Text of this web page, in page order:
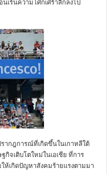
เร้นความโศกเศร้าลึกลงไป
ากฎการณ์ที่เกิดขึ้นในเกาหลีใต้
กิจเติบโตใหม่ในเอเชีย ที่การ
ให้เกิดปัญหาสังคมร้ายแรงตามมา